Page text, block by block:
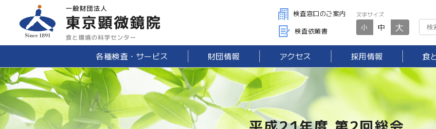
検査窓口のご案内
検査依頼書
文字サイズ
小 中 大
各種検査・サービス 財団情報 アクセス 採用情報 食